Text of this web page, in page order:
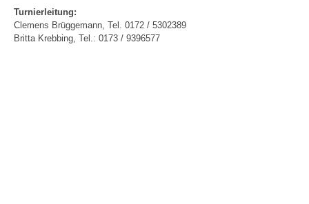
Turnierleitung:
Clemens Brüggemann, Tel. 0172 / 5302389
Britta Krebbing, Tel.: 0173 / 9396577